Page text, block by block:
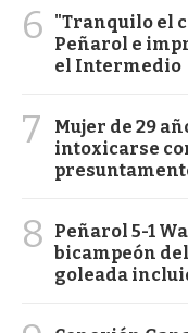
6
"Tranquilo el
Peñarol e
el Intermedio
7
Mujer de 29
intoxicarse
8
Peñarol 5-1
bicampeón
goleada